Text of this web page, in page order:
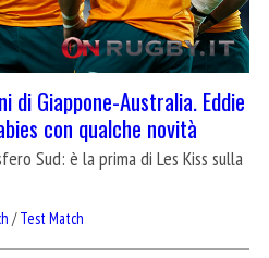
di Giappone-Australia. Eddie
con qualche novità
Sud: è la prima di Les Kiss sulla
/Test Match